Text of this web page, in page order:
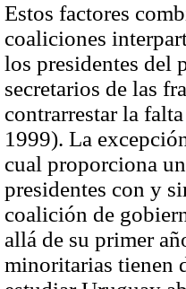
Estos factores
coaliciones
los presidentes del
secretarios de las
contrarrestar la
1999). La
cual proporciona
presidentes con y
coalición de
allá de su primer
minoritarias tienen